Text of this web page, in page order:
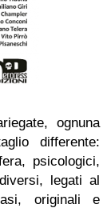
ognuna
differente:
psicologici,
legati al
originali e